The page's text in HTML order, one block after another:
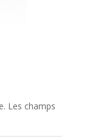
Les champs